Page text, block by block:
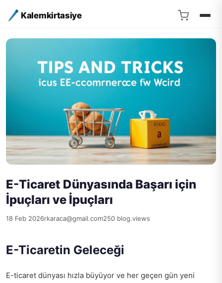
Kalemkirtasiye
E-Ticaret Dünyasında Başarı için
İpuçları ve İpuçları
18 Feb 2026rkaraca@gmail.com250 blog.views
E-Ticaretin Geleceği
E-ticaret dünyası hızla büyüyor ve her geçen gün yeni